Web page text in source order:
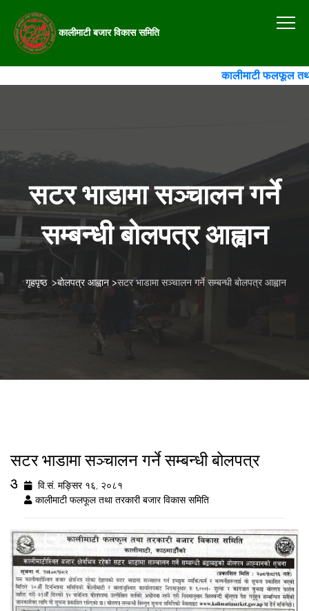
कालीमाटी बजार विकास समिति
कालीमाटी फलफूल तथा
सटर भाडामा सञ्चालन गर्ने
सम्बन्धी बोलपत्र आह्वान
गृहपृष्ठ >बोलपत्र आह्वान>सटर भाडामा सञ्चालन गर्ने सम्बन्धी बोलपत्र आह्वान
सटर भाडामा सञ्चालन गर्ने सम्बन्धी बोलपत्र
आह्वानवि.सं. मङ्सिर १६, २०८१
कालीमाटी फलफूल तथा तरकारी बजार विकास समिति